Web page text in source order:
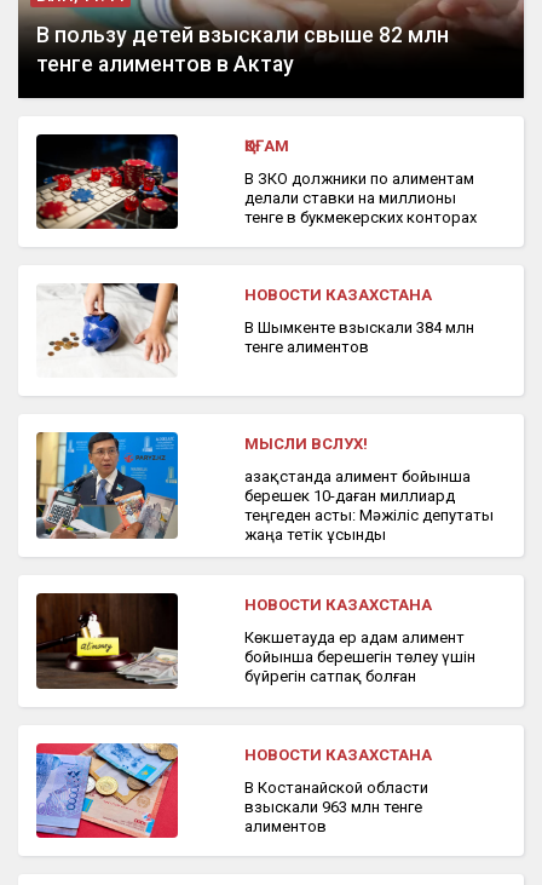
В пользу детей взыскали свыше 82 млн
тенге алиментов в Актау
ҚОҒАМ
В ЗКО должники по алиментам
делали ставки на миллионы
тенге в букмекерских конторах
НОВОСТИ КАЗАХСТАНА
В Шымкенте взыскали 384 млн
тенге алиментов
МЫСЛИ ВСЛУХ!
Қазақстанда алимент бойынша
берешек 10-даған миллиард
теңгеден асты: Мәжіліс депутаты
жаңа тетік ұсынды
НОВОСТИ КАЗАХСТАНА
Көкшетауда ер адам алимент
бойынша берешегін төлеу үшін
бүйрегін сатпақ болған
НОВОСТИ КАЗАХСТАНА
В Костанайской области
взыскали 963 млн тенге
алиментов